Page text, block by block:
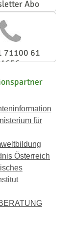
Abo
71100 61
1656
für
Österreich